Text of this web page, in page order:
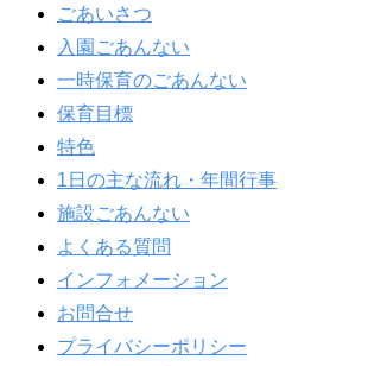
ごあいさつ
入園ごあんない
一時保育のごあんない
保育目標
特色
1日の主な流れ・年間行事
施設ごあんない
よくある質問
インフォメーション
お問合せ
プライバシーポリシー